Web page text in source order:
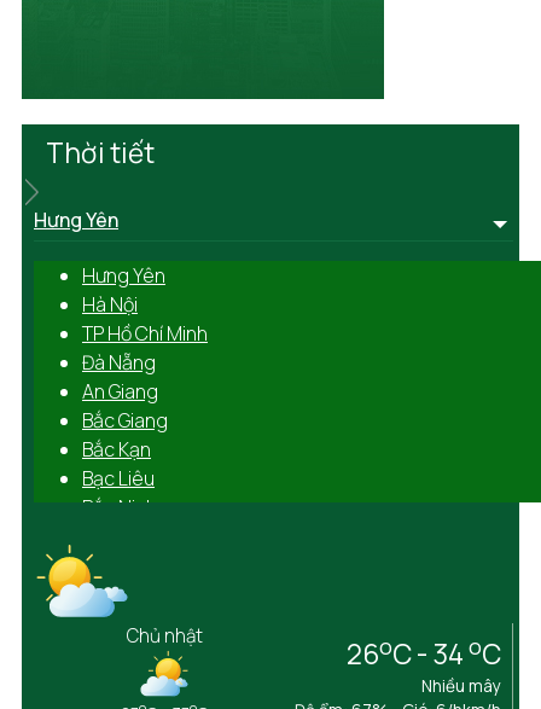
Thời tiết
Hưng Yên
Hưng Yên
Hà Nội
TP Hồ Chí Minh
Đà Nẵng
An Giang
Bắc Giang
Bắc Kạn
Bạc Liêu
Bắc Ninh
Bình Định
Bình Dương
Bình Phước
Bình Thuận
Cà Mau
26oC - 34oC
Nhiều mây
Chủ nhật